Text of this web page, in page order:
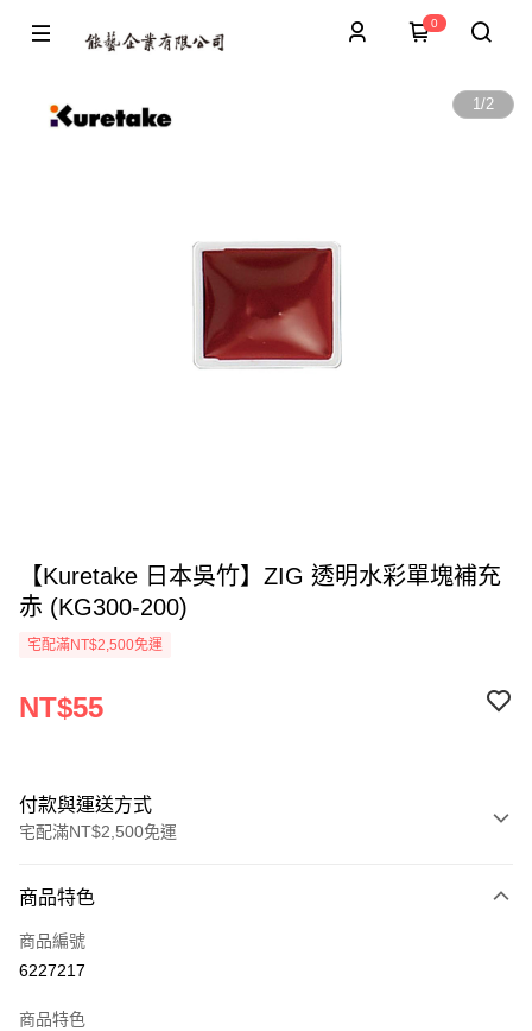
0
1/2
【Kuretake 日本吳竹】ZIG 透明水彩單塊補充
赤 (KG300-200)
宅配滿NT$2,500免運
NT$55
付款與運送方式
宅配滿NT$2,500免運
信用卡一次付款
Apple Pay
商品特色
商品編號
6227217
商品特色